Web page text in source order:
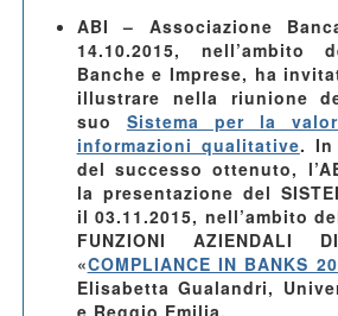
ABI – Associazione
14.10.2015, nell’ambito
Banche e Imprese, ha
illustrare nella riunione
suo Sistema per la
informazioni qualitative. In
del successo ottenuto,
la presentazione del
il 03.11.2015, nell’ambito
FUNZIONI AZIENDALI
«COMPLIANCE IN BANKS
Elisabetta Gualandri,